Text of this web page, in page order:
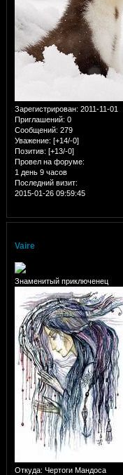
Зарегистрирован: 2011-11-01
Приглашений: 0
Сообщений: 279
Уважение: [+14/-0]
Позитив: [+13/-0]
Провел на форуме:
1 день 9 часов
Последний визит:
2015-01-26 09:59:45
Vaire
Знаменитый приключенец
Откуда: Чертоги Мандоса